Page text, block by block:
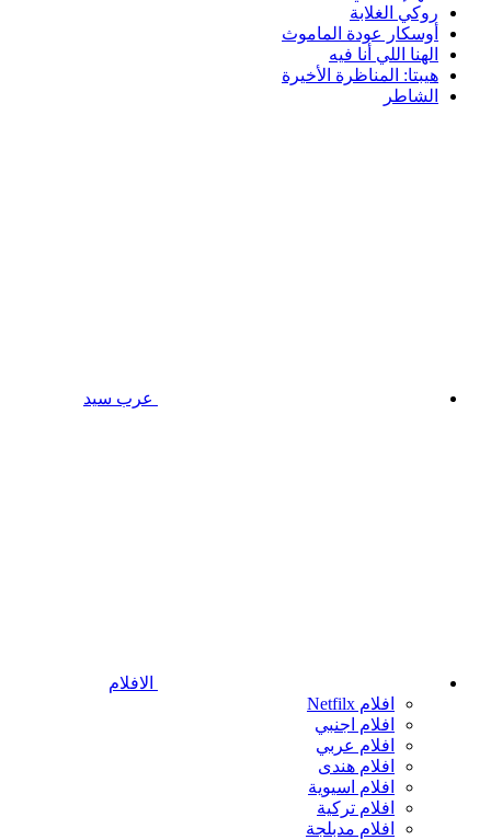
روكي الغلابة
أوسكار عودة الماموث
الهنا اللي أنا فيه
هيبتا: المناظرة الأخيرة
الشاطر
عرب سيد
الافلام
افلام Netfilx
افلام اجنبي
افلام عربي
افلام هندى
افلام اسيوية
افلام تركية
افلام مدبلجة